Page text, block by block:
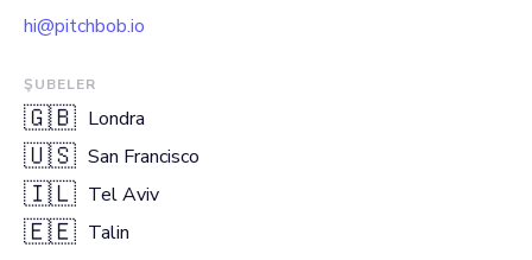
hi@pitchbob.io
ŞUBELER
🇬🇧 Londra
🇺🇸 San Francisco
🇮🇱 Tel Aviv
🇪🇪 Talin